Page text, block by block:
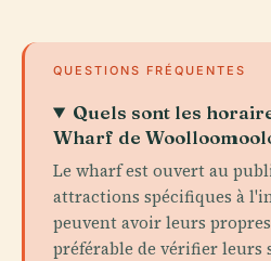
QUESTIONS FRÉQUENTES
Quels sont les
Wharf de
Le wharf est ouvert au
attractions spécifiques à
peuvent avoir leurs
préférable de vérifier leurs